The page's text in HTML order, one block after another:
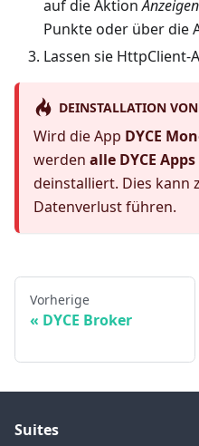
auf die AktionAnzeigen
Punkte oder über die
Lassen sie HttpClient-
DEINSTALLATION
Wird die App DYCE
werden alle DYCE Apps
deinstalliert. Dies kann
Datenverlust führen.
Vorherige
DYCE Broker
Suites